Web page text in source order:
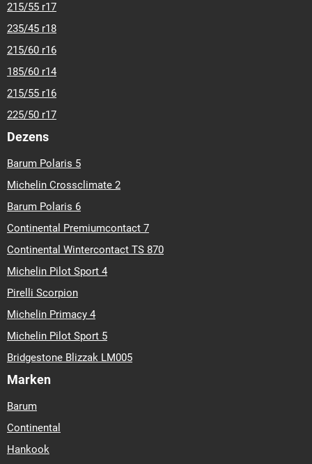
215/55 r17
235/45 r18
215/60 r16
185/60 r14
215/55 r16
225/50 r17
Dezens
Barum Polaris 5
Michelin Crossclimate 2
Barum Polaris 6
Continental Premiumcontact 7
Continental Wintercontact TS 870
Michelin Pilot Sport 4
Pirelli Scorpion
Michelin Primacy 4
Michelin Pilot Sport 5
Bridgestone Blizzak LM005
Marken
Barum
Continental
Hankook